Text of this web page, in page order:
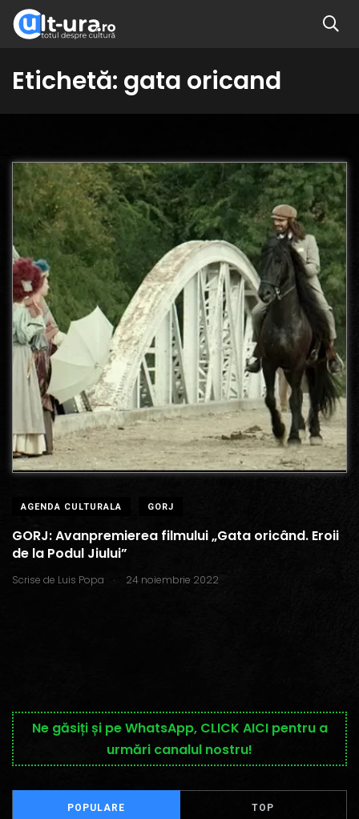
Etichetă: gata oricand
AGENDA CULTURALA GORJ
GORJ: Avanpremierea filmului „Gata oricând. Eroii
de la Podul Jiului”
Scrise de Luis Popa . 24 noiembrie 2022
Ne găsiți și pe WhatsApp, CLICK AICI pentru a
urmări canalul nostru!
POPULARE TOP